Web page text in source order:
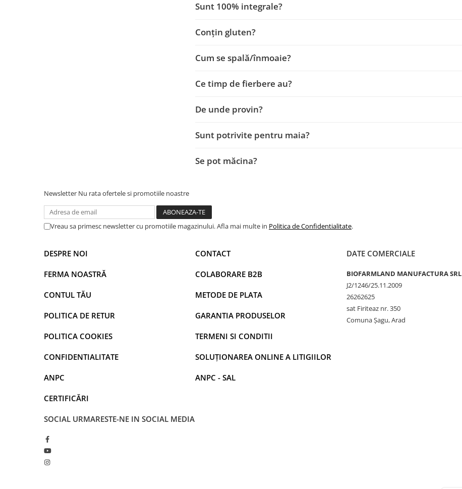
Sunt 100% integrale?
Conțin gluten?
Cum se spală/înmoaie?
Ce timp de fierbere au?
De unde provin?
Sunt potrivite pentru maia?
Se pot măcina?
Newsletter Nu rata ofertele si promotiile noastre
Vreau sa primesc newsletter cu promotiile magazinului. Afla mai multe in Politica de Confidentialitate.
DESPRE NOI
FERMA NOASTRĂ
CONTUL TĂU
POLITICA DE RETUR
POLITICA COOKIES
CONFIDENTIALITATE
ANPC
CERTIFICĂRI
CONTACT
COLABORARE B2B
METODE DE PLATA
GARANTIA PRODUSELOR
TERMENI SI CONDITII
SOLUȚIONAREA ONLINE A LITIGIILOR
ANPC - SAL
DATE COMERCIALE
BIOFARMLAND MANUFACTURA SRL
J2/1246/25.11.2009
26262625
sat Firiteaz nr. 350
Comuna Șagu, Arad
SOCIAL URMARESTE-NE IN SOCIAL MEDIA